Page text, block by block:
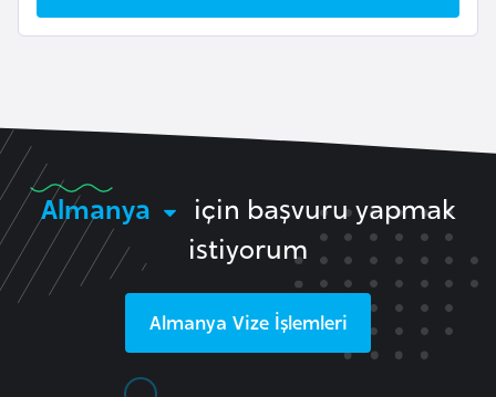
Almanya
için başvuru yapmak
istiyorum
Almanya Vize İşlemleri
k
a
e
m
o
k
r